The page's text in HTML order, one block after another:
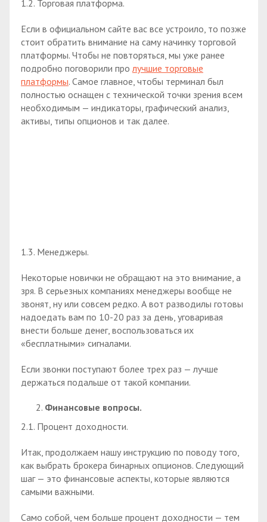
1.2. Торговая платформа.
Если в официальном сайте вас все устроило, то позже
стоит обратить внимание на саму начинку торговой
платформы. Чтобы не повторяться, мы уже ранее
подробно поговорили про лучшие торговые
платформы. Самое главное, чтобы терминал был
полностью оснащен с технической точки зрения всем
необходимым — индикаторы, графический анализ,
активы, типы опционов и так далее.
1.3. Менеджеры.
Некоторые новички не обращают на это внимание, а
зря. В серьезных компаниях менеджеры вообще не
звонят, ну или совсем редко. А вот разводилы готовы
надоедать вам по 10-20 раз за день, уговаривая
внести больше денег, воспользоваться их
«бесплатными» сигналами.
Если звонки поступают более трех раз — лучше
держаться подальше от такой компании.
Финансовые вопросы.
2.1. Процент доходности.
Итак, продолжаем нашу инструкцию по поводу того,
как выбрать брокера бинарных опционов. Следующий
шаг — это финансовые аспекты, которые являются
самыми важными.
Само собой, чем больше процент доходности — тем